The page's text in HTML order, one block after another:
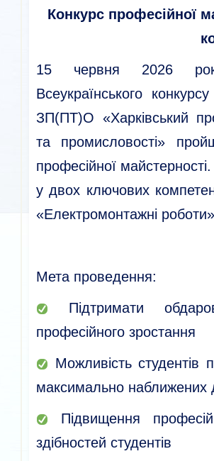
Конкурс професійної
15 червня 2026
Всеукраїнського
ЗП(ПТ)О «Харківський
та промисловості»
професійної
у двох ключових
«Електромонтажні
Мета проведення:
Підтримати
професійного зростання
Можливість студентів
максимально наближених
Підвищення
здібностей студентів